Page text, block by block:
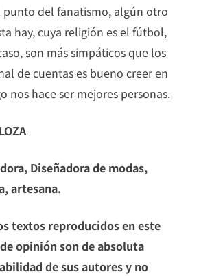
del fanatismo, algún otro
hay, cuya religión es el fútbol,
son más simpáticos que los
de cuentas es bueno creer en
nos hace ser mejores personas.
Diseñadora de modas,
artesana.
textos reproducidos en este
opinión son de absoluta
de sus autores y no